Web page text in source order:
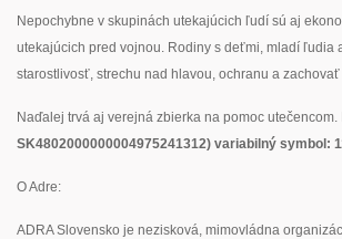
Nepochybne v skupinách utekajúcich ľudí sú aj
utekajúcich pred vojnou. Rodiny s deťmi, mladí ľudia
starostlivosť, strechu nad hlavou, ochranu a
Naďalej trvá aj verejná zbierka na pomoc
SK4802000000004975241312) variabilný symbol:
O Adre:
ADRA Slovensko je nezisková, mimovládna